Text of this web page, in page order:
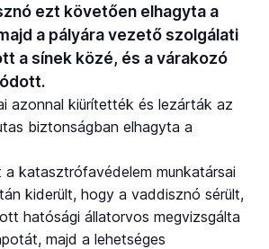
ezt követően elhagyta a
a pályára vezető szolgálati
a sínek közé, és a várakozó
azonnal kiürítették és lezárták az
biztonságban elhagyta a
katasztrófavédelem munkatársai
kiderült, hogy a vaddisznó sérült,
hatósági állatorvos megvizsgálta
majd a lehetséges